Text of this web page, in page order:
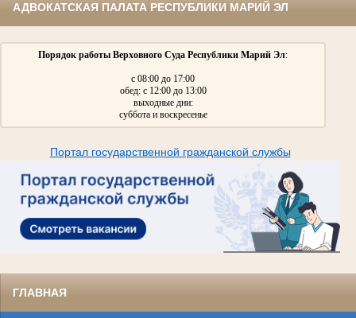
АДВОКАТСКАЯ ПАЛАТА РЕСПУБЛИКИ МАРИЙ ЭЛ
Порядок работы Верховного Суда Республики Марий Эл:
с 08:00 до 17:00
обед: с 12:00 до 13:00
выходные дни:
суббота и воскресенье
Портал государственной гражданской службы
ГЛАВНАЯ